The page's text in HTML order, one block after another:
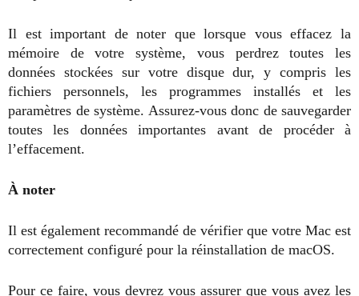
Il est important de noter que lorsque vous effacez la
mémoire de votre système, vous perdrez toutes les
données stockées sur votre disque dur, y compris les
fichiers personnels, les programmes installés et les
paramètres de système. Assurez-vous donc de sauvegarder
toutes les données importantes avant de procéder à
l’effacement.
À noter
Il est également recommandé de vérifier que votre Mac est
correctement configuré pour la réinstallation de macOS.
Pour ce faire, vous devrez vous assurer que vous avez les